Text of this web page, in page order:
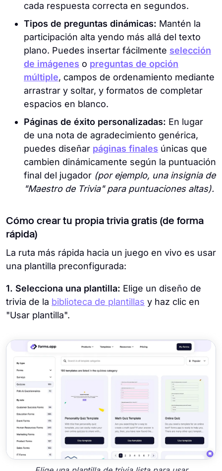
cada respuesta correcta en segundos.
Tipos de preguntas dinámicas: Mantén la
participación alta yendo más allá del texto
plano. Puedes insertar fácilmente selección
de imágenes o preguntas de opción
múltiple, campos de ordenamiento mediante
arrastrar y soltar, y formatos de completar
espacios en blanco.
Páginas de éxito personalizadas: En lugar
de una nota de agradecimiento genérica,
puedes diseñar páginas finales únicas que
cambien dinámicamente según la puntuación
final del jugador (por ejemplo, una insignia de
"Maestro de Trivia" para puntuaciones altas).
Cómo crear tu propia trivia gratis (de forma
rápida)
La ruta más rápida hacia un juego en vivo es usar
una plantilla preconfigurada:
1. Selecciona una plantilla: Elige un diseño de
trivia de la biblioteca de plantillas y haz clic en
"Usar plantilla".